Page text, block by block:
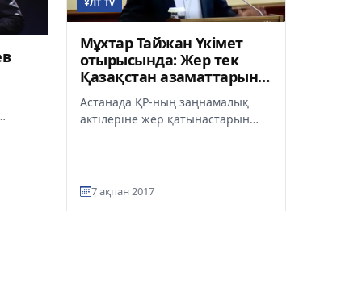
Мұхтар Тайжан Үкімет
отырысында: Жер тек
Қазақстан азаматтарына
Астанада ҚР-ның заңнамалық
актілеріне жер қатынастарын
7 ақпан 2017